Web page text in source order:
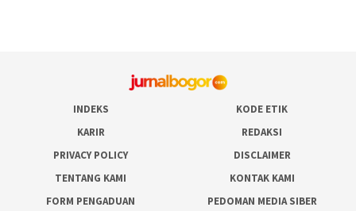
INDEKS
KODE ETIK
KARIR
REDAKSI
PRIVACY POLICY
DISCLAIMER
TENTANG KAMI
KONTAK KAMI
FORM PENGADUAN
PEDOMAN MEDIA SIBER